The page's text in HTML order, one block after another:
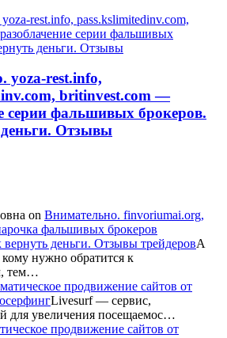
yoza-rest.info,
britinvest.com —
серии фальшивых брокеров.
Отзывы
on Внимательно. finvoriumai.org,
фальшивых брокеров
деньги. Отзывы трейдеровА
нужно обратится к
тем…
продвижение сайтов от
Livesurf — сервис,
для увеличения посещаемос…
продвижение сайтов от